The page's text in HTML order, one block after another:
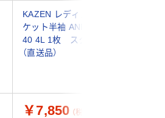
KAZEN レディスジャ
ケット半袖 ANP058-
40 4L 1枚 スクラブ
（直送品）
￥7,850 （税込）